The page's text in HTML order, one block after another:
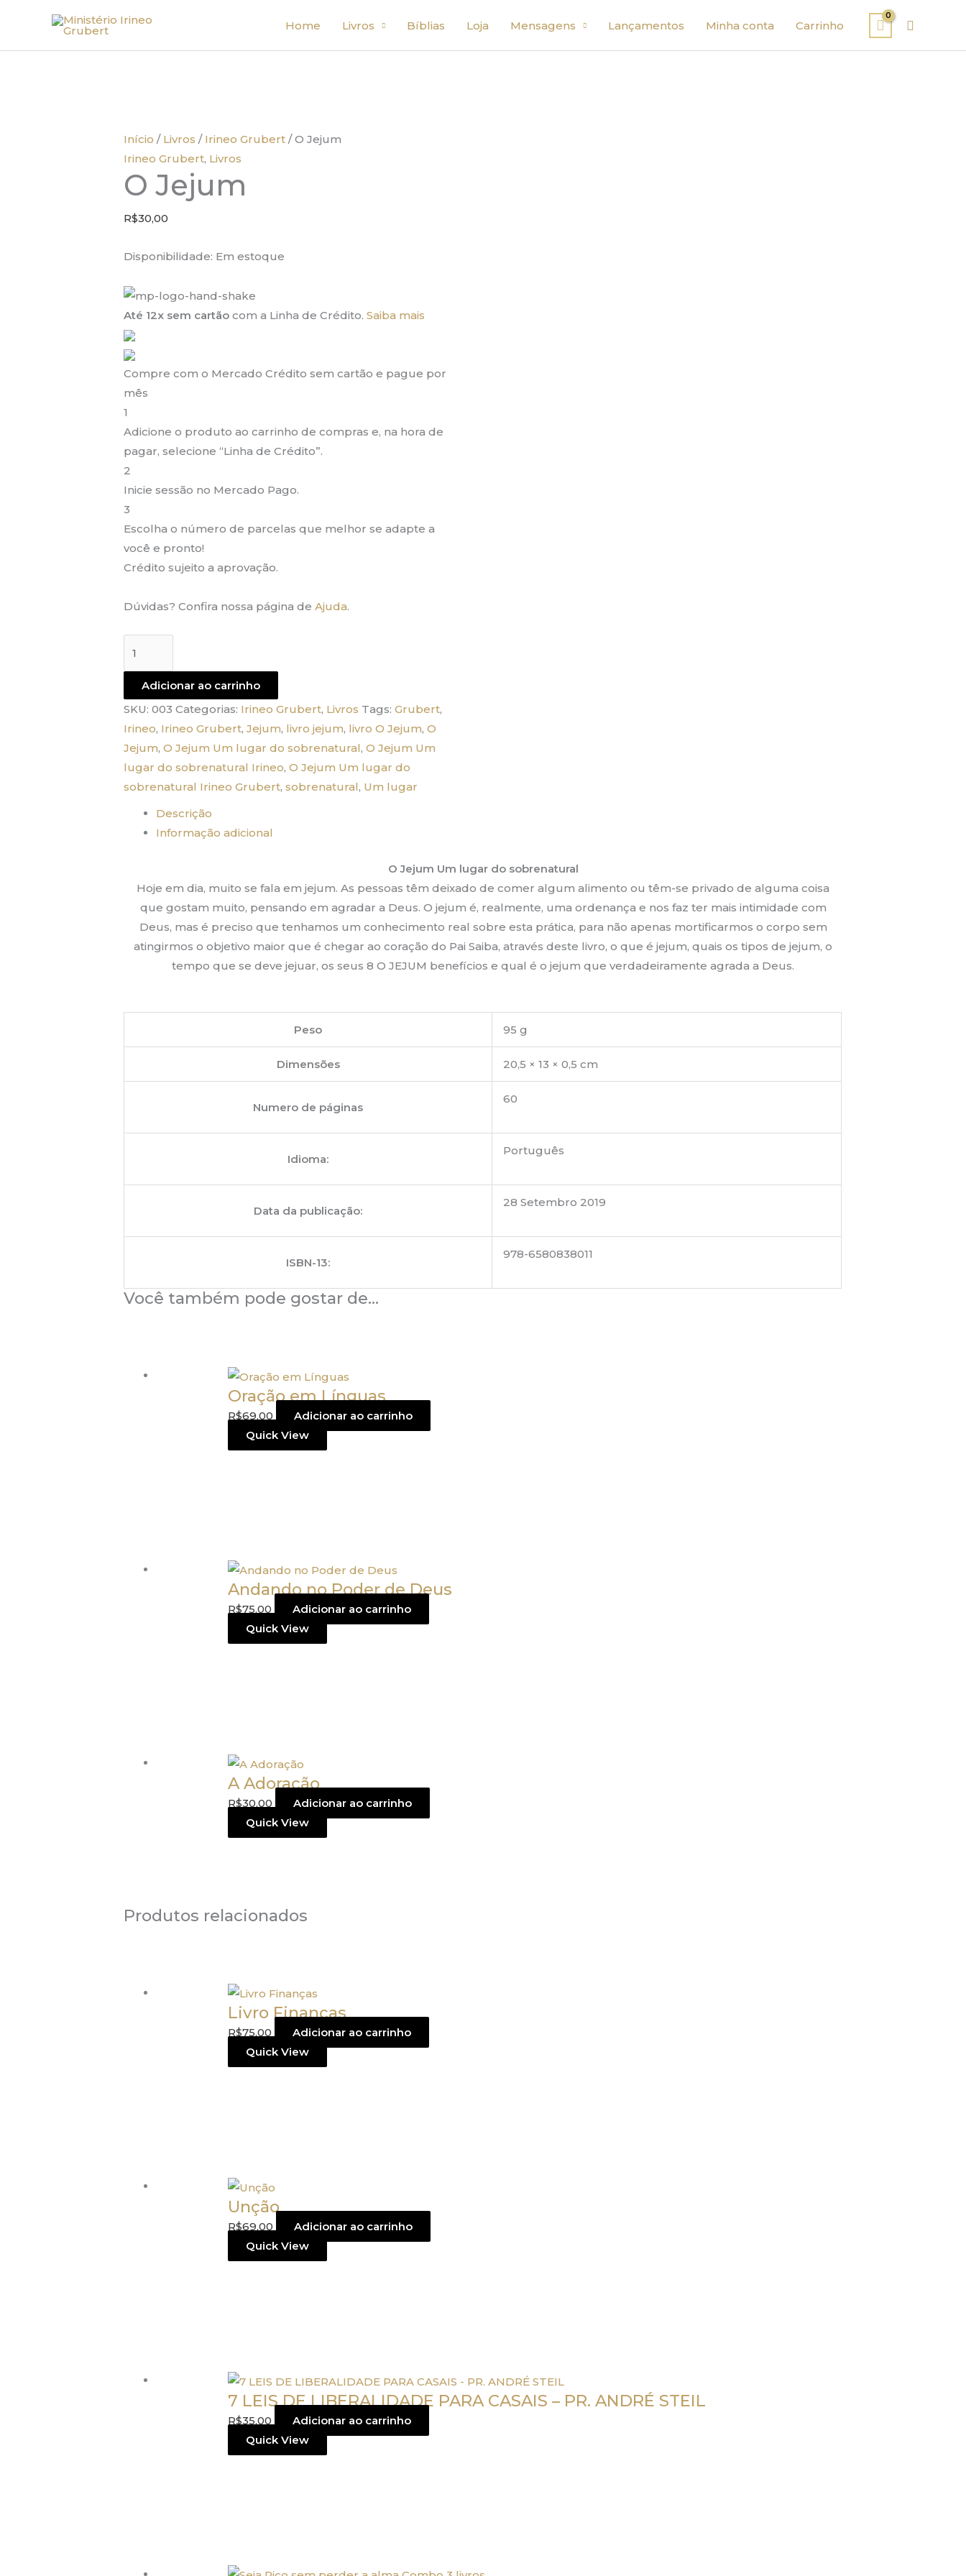
o
Home Livros Bíblias Loja Mensagens Lançamentos Minha conta Carrinho
Início / Livros / Irineo Grubert / O Jejum
Irineo Grubert, Livros
O Jejum
R$30,00
Disponibilidade: Em estoque
Até 12x sem cartão com a Linha de Crédito. Saiba mais
Compre com o Mercado Crédito sem cartão e pague por
mês
1
Adicione o produto ao carrinho de compras e, na hora de
pagar, selecione “Linha de Crédito”.
2
Inicie sessão no Mercado Pago.
3
Escolha o número de parcelas que melhor se adapte a
você e pronto!
Crédito sujeito a aprovação.
Dúvidas? Confira nossa página deAjuda.
quantidade
Adicionar ao carrinho
SKU:003 Categorias: Irineo Grubert, Livros Tags:Grubert,
Irineo, Irineo Grubert,Jejum, livro jejum, livro O Jejum,O
Jejum,O Jejum Um lugar do sobrenatural,O Jejum Um
lugar do sobrenatural Irineo,O Jejum Um lugar do
sobrenatural Irineo Grubert,sobrenatural, Um lugar
Descrição
Informação adicional
O Jejum Um lugar do sobrenatural
Hoje em dia, muito se fala em jejum. As pessoas têm deixado de comer algum alimento ou têm-se privado de alguma coisa
que gostam muito, pensando em agradar a Deus. O jejum é, realmente, uma ordenança e nos faz ter mais intimidade com
Deus, mas é preciso que tenhamos um conhecimento real sobre esta prática, para não apenas mortificarmos o corpo sem
atingirmos o objetivo maior que é chegar ao coração do Pai Saiba, através deste livro, o que é jejum, quais os tipos de jejum, o
tempo que se deve jejuar, os seus 8 O JEJUM benefícios e qual é o jejum que verdadeiramente agrada a Deus.
Peso 95 g
Dimensões 20,5 × 13 × 0,5 cm
Numero de páginas
60
Idioma:
Português
Data da publicação:
28 Setembro 2019
ISBN-13:
978-6580838011
Você também pode gostar de…
Oração em Línguas
R$69,00
Adicionar ao carrinho
Quick View
Andando no Poder de Deus
R$75,00
Adicionar ao carrinho
Quick View
A Adoração
R$30,00
Adicionar ao carrinho
Quick View
Produtos relacionados
Livro Finanças
R$75,00
Adicionar ao carrinho
Quick View
Unção
R$69,00
Adicionar ao carrinho
Quick View
7 LEIS DE LIBERALIDADE PARA CASAIS – PR. ANDRÉ STEIL
R$35,00
Adicionar ao carrinho
Quick View